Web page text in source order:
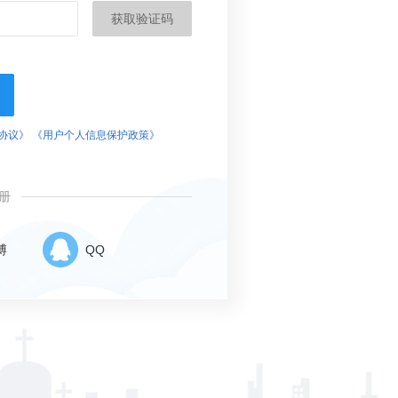
获取验证码
议》 《用户个人信息保护政策》
QQ